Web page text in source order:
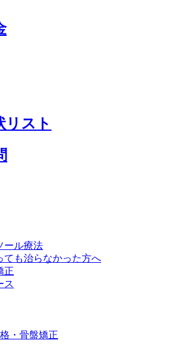
リスト
ール療法
ても治らなかった方へ
正
ス
・骨盤矯正